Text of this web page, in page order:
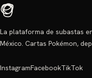
La plataforma de subastas
México. Cartas Pokémon,
InstagramFacebookTikTok